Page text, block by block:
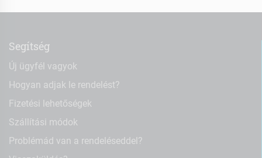
Segítség
Új ügyfél vagyok
Hogyan adjak le rendelést?
Fizetési lehetőségek
Szállítási módok
Problémád van a rendeléseddel?